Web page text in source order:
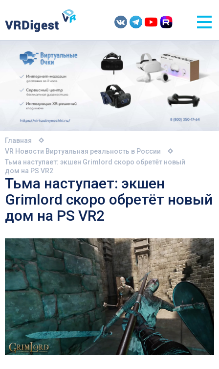
Главная
VR Новости Виртуальная реальность в России
Тьма наступает: экшен Grimlord скоро обретёт новый
дом на PS VR2
Тьма наступает: экшен
Grimlord скоро обретёт новый
дом на PS VR2